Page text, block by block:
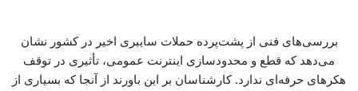
بررسی‌های فنی از پشت‌پرده حملات سایبری اخیر در کشور نشان
می‌دهد که قطع و محدودسازی اینترنت عمومی، تأثیری در توقف
هکرهای حرفه‌ای ندارد. کارشناسان بر این باورند از آنجا که بسیاری از